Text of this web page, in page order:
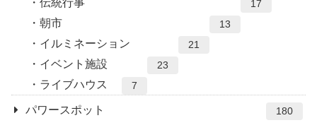
伝統行事 17
朝市 13
イルミネーション 21
イベント施設 23
ライブハウス 7
パワースポット 180